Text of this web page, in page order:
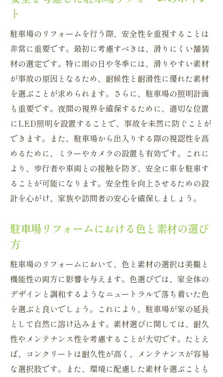
理想的な駐車場デザインのためのリフォー
ムヒント
多目的に使える駐車場リフォームの秘訣
理想の駐車場を手に入れるための最新トレ
ンド
駐車場リフォームがもたらす生活の質向上
駐車場リフォームで叶える生活の質の向上
家族全員が快適になる駐車場リフォームの
効果
暮らしの質を高める駐車場リフォームの魅
力
ト
日常を豊かにする駐車場リフォームの実践
ト
駐車場のリフォームを行う際、安全性を重視することは
非常に重要です。最初に考慮すべきは、滑りにくい舗装
材の選定です。特に雨の日や冬季には、滑りやすい素材
が事故の原因となるため、耐候性と耐滑性に優れた素材
を選ぶことが求められます。さらに、駐車場の照明計画
も重要です。夜間の視界を確保するために、適切な位置
にLED照明を設置することで、事故を未然に防ぐことが
できます。また、駐車場から出入りする際の視認性を高
めるために、ミラーやカメラの設置も有効です。これに
より、歩行者や車両との接触を防ぎ、安全に車を駐車す
ることが可能になります。安全性を向上させるための設
計を心がけ、家族や訪問者の安心を確保しましょう。
駐車場リフォームにおける色と素材の選び
方
駐車場のリフォームにおいて、色と素材の選択は美観と
機能性の両方に影響を与えます。色選びでは、家全体の
デザインと調和するようなニュートラルで落ち着いた色
を選ぶと良いでしょう。これにより、駐車場が家の延長
として自然に溶け込みます。素材選びに関しては、耐久
性やメンテナンス性を考慮することが大切です。たとえ
ば、コンクリートは耐久性が高く、メンテナンスが容易
な選択肢です。また、環境に配慮した素材を選ぶことも